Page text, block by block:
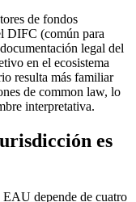
de fondos
DIFC (común para
legal del
en el ecosistema
resulta más familiar
de common law, lo
interpretativa.
es
depende de cuatro